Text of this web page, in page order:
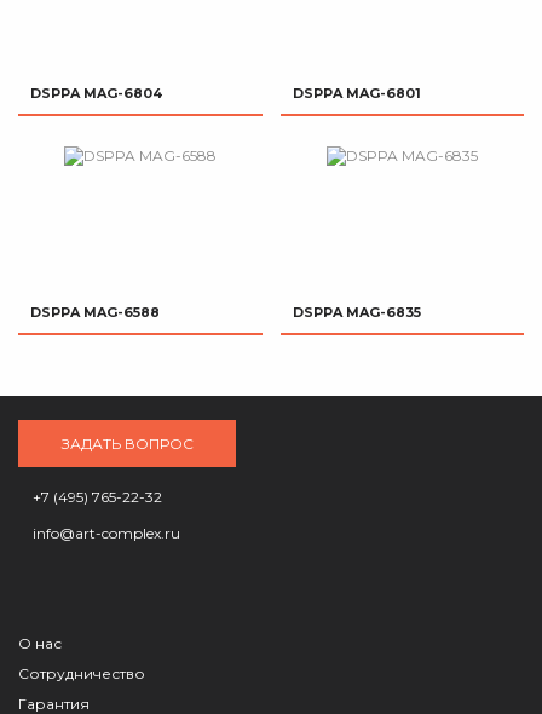
DSPPA MAG-6804 DSPPA MAG-6801
DSPPA MAG-6588 DSPPA MAG-6835
ЗАДАТЬ ВОПРОС
+7 (495) 765-22-32
info@art-complex.ru
О нас
Сотрудничество
Гарантия